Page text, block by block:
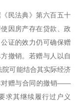
民法典》第六百五十
因房产存在贷款、政
证的效力仍可确保赠
撤销。若赠与人以自
可能结合其实际经济
对赠与合同的撤销——
求其继续履行过户义